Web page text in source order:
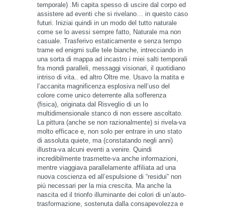
temporale) .Mi capita spesso di uscire dal corpo ed
assistere ad eventi che si rivelano… in questo caso
futuri. Iniziai quindi in un modo del tutto naturale
come se lo avessi sempre fatto, Naturale ma non
casuale. Trasferivo estaticamente e senza tempo
trame ed enigmi sulle tele bianche, intrecciando in
una sorta di mappa ad incastro i miei salti temporali
fra mondi paralleli, messaggi visionari, il quotidiano
intriso di vita.. ed altro Oltre me. Usavo la matita e
l’accanita magnificenza esplosiva nell’uso del
colore come unico deterrente alla sofferenza
(fisica), originata dal Risveglio di un Io
multidimensionale stanco di non essere ascoltato.
La pittura (anche se non razionalmente) si rivela-va
molto efficace e, non solo per entrare in uno stato
di assoluta quiete, ma (constatando negli anni)
illustra-va alcuni eventi a venire. Quindi
incredibilmente trasmette-va anche informazioni,
mentre viaggiava parallelamente affiliata ad una
nuova coscienza ed all’espulsione di “residui” non
più necessari per la mia crescita. Ma anche la
nascita ed il trionfo illuminante dei colori di un’auto-
trasformazione, sostenuta dalla consapevolezza e